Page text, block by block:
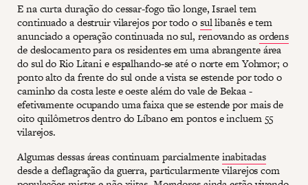
E na curta duração do cessar-fogo tão longe, Israel tem
continuado a destruir vilarejos por todo osullibanês e tem
anunciado a operação continuada no sul, renovando asordens
de deslocamento para os residentes em uma abrangente área
do sul do Rio Litani e espalhando-se até o norte em Yohmor; o
ponto alto da frente do sul onde a vista se estende por todo o
caminho da costa leste e oeste além do vale de Bekaa -
efetivamente ocupando uma faixa que se estende por mais de
oito quilômetros dentro do Líbano em pontos e incluem 55
vilarejos.
Algumas dessas áreas continuam parcialmenteinabitadas
desde a deflagração da guerra, particularmente vilarejos com